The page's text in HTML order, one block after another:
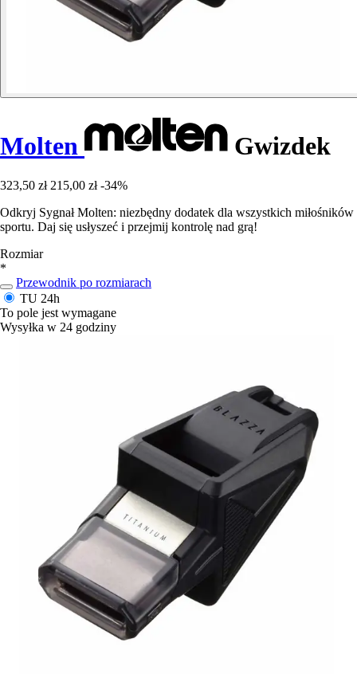
Molten Gwizdek
323,50 zł 215,00 zł -34%
Odkryj Sygnał Molten: niezbędny dodatek dla wszystkich miłośników
sportu. Daj się usłyszeć i przejmij kontrolę nad grą!
Rozmiar
*
Przewodnik po rozmiarach
TU 24h
To pole jest wymagane
Wysyłka w 24 godziny